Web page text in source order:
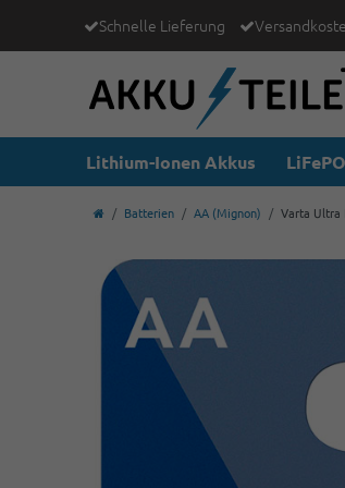
Schnelle Lieferung
Lithium-Ionen Akkus
Batterien AA (Mignon) Varta Ultra